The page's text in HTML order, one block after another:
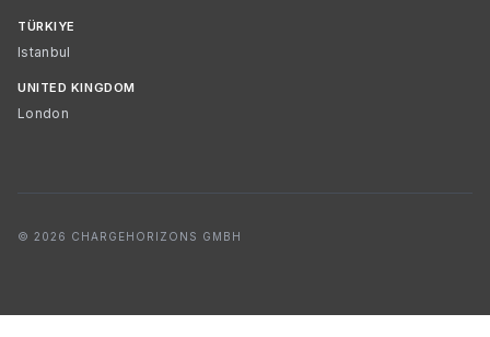
TÜRKIYE
Istanbul
UNITED KINGDOM
London
© 2026 CHARGEHORIZONS GMBH